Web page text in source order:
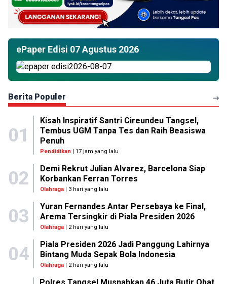
ePaper Edisi 07 Agustus 2026
Berita Populer
01
Kisah Inspiratif Santri Cireundeu Tangsel,
Tembus UGM Tanpa Tes dan Raih Beasiswa
Penuh
Pendidikan | 17 jam yang lalu
02
Demi Rekrut Julian Alvarez, Barcelona Siap
Korbankan Ferran Torres
Olahraga| 3 hari yang lalu
03
Yuran Fernandes Antar Persebaya ke Final,
Arema Tersingkir di Piala Presiden 2026
Olahraga| 2 hari yang lalu
04
Piala Presiden 2026 Jadi Panggung Lahirnya
Bintang Muda Sepak Bola Indonesia
Olahraga| 2 hari yang lalu